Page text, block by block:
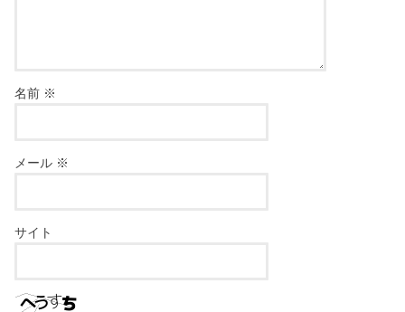
名前 ※
メール ※
サイト